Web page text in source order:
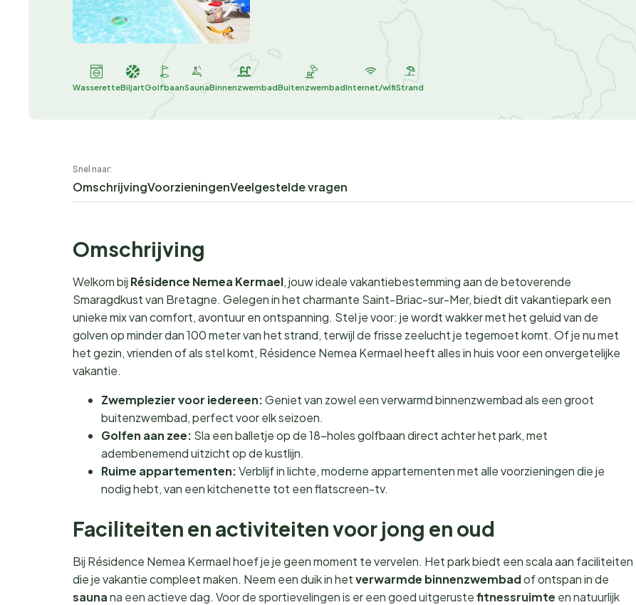
WasseretteBiljartGolfbaanSaunaBinnenzwembadBuitenzwembadInternet/wifiStrand
Snel naar:
OmschrijvingVoorzieningenVeelgestelde vragen
Omschrijving
Welkom bij Résidence Nemea Kermael, jouw ideale vakantiebestemming aan de betoverende
Smaragdkust van Bretagne. Gelegen in het charmante Saint-Briac-sur-Mer, biedt dit vakantiepark een
unieke mix van comfort, avontuur en ontspanning. Stel je voor: je wordt wakker met het geluid van de
golven op minder dan 100 meter van het strand, terwijl de frisse zeelucht je tegemoet komt. Of je nu met
het gezin, vrienden of als stel komt, Résidence Nemea Kermael heeft alles in huis voor een onvergetelijke
vakantie.
Zwemplezier voor iedereen:Geniet van zowel een verwarmd binnenzwembad als een groot
buitenzwembad, perfect voor elk seizoen.
Golfen aan zee: Sla een balletje op de 18-holes golfbaan direct achter het park, met
adembenemend uitzicht op de kustlijn.
Ruime appartementen:Verblijf in lichte, moderne appartementen met alle voorzieningen die je
nodig hebt, van een kitchenette tot een flatscreen-tv.
Faciliteiten en activiteiten voor jong en oud
Bij Résidence Nemea Kermael hoef je je geen moment te vervelen. Het park biedt een scala aan faciliteiten
die je vakantie compleet maken. Neem een duik in hetverwarmde binnenzwembadof ontspan in de
saunana een actieve dag. Voor de sportievelingen is er een goed uitgerustefitnessruimte en natuurlijk